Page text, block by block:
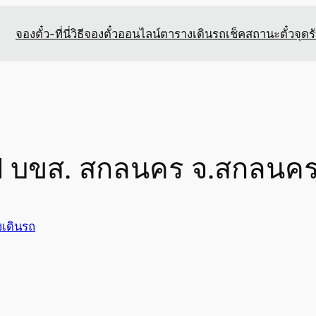
จองตั๋ว-ที่นี่วิธีจองตั๋วออนไลน์ตารางเดินรถเช็คสถานะตั๋วจุด
บขส. สกลนคร จ.สกลนค
ดินรถ